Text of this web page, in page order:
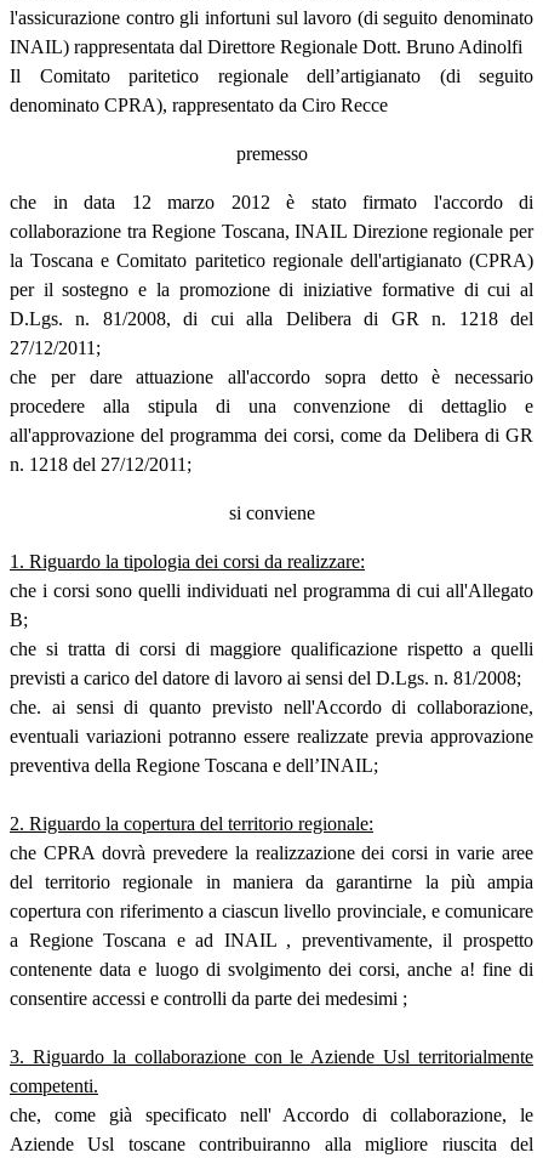
l'assicurazione contro gli infortuni sul lavoro (di seguito denominato
INAIL) rappresentata dal Direttore Regionale Dott. Bruno Adinolfi
Il Comitato paritetico regionale dell’artigianato (di seguito
denominato CPRA), rappresentato da Ciro Recce
premesso
che in data 12 marzo 2012 è stato firmato l'accordo di
collaborazione tra Regione Toscana, INAIL Direzione regionale per
la Toscana e Comitato paritetico regionale dell'artigianato (CPRA)
per il sostegno e la promozione di iniziative formative di cui al
D.Lgs. n. 81/2008, di cui alla Delibera di GR n. 1218 del
27/12/2011;
che per dare attuazione all'accordo sopra detto è necessario
procedere alla stipula di una convenzione di dettaglio e
all'approvazione del programma dei corsi, come da Delibera di GR
n. 1218 del 27/12/2011;
si conviene
1. Riguardo la tipologia dei corsi da realizzare:
che i corsi sono quelli individuati nel programma di cui all'Allegato
B;
che si tratta di corsi di maggiore qualificazione rispetto a quelli
previsti a carico del datore di lavoro ai sensi del D.Lgs. n. 81/2008;
che. ai sensi di quanto previsto nell'Accordo di collaborazione,
eventuali variazioni potranno essere realizzate previa approvazione
preventiva della Regione Toscana e dell’INAIL;
2. Riguardo la copertura del territorio regionale:
che CPRA dovrà prevedere la realizzazione dei corsi in varie aree
del territorio regionale in maniera da garantirne la più ampia
copertura con riferimento a ciascun livello provinciale, e comunicare
a Regione Toscana e ad INAIL , preventivamente, il prospetto
contenente data e luogo di svolgimento dei corsi, anche a! fine di
consentire accessi e controlli da parte dei medesimi ;
3. Riguardo la collaborazione con le Aziende Usl territorialmente
competenti.
che, come già specificato nell' Accordo di collaborazione, le
Aziende Usl toscane contribuiranno alla migliore riuscita del